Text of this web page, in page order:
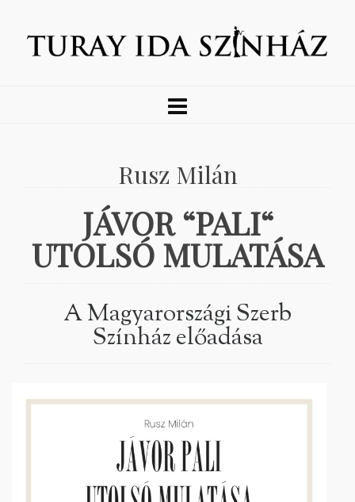
Rusz Milán
JÁVOR “PALI“
UTOLSÓ MULATÁSA
A Magyarországi Szerb
Színház előadása